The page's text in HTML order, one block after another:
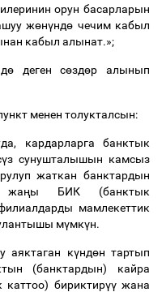
орун басарларын
жөнүндө чечим кабыл
кабыл алынат.»;
ө деген сөздөр алынып
менен толукталсын:
кардарларга банктык
үз сунушталышын камсыз
жаткан банктардын
жаңы БИК (банктык
мамлекеттик
мүмкүн.
аяктаган күндөн тартып
(банктардын) кайра
бириктирүүжана